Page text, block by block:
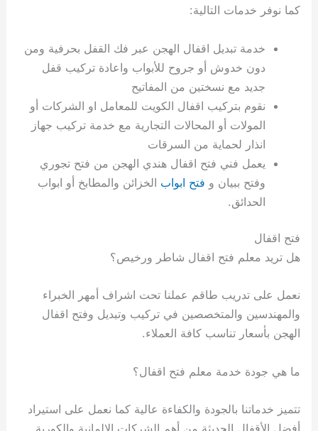
كما نوفر خدمات التالية:
خدمة تبديل اقفال الهجن عبر فك القفل بحرفية ومن
دون خدوش أو جروح للأبواب واعادة تركيب قفل
جديد مع نسختين من المفاتيح
نقوم بتركيب اقفال الكويت للمعامل او الشركات أو
المولات أو المحالات التجارية مع خدمة تركيب جهاز
انذار لحماية من السرقات
يعمل فني فتح اقفال هندي الهجن من فتح تجوري
وفتح ببيان و فتح ابواب الخزائن والمطابخ أو ابواب
الحدائق.
فتح اقفال
هل تريد معلم فتح اقفال شاطر ورخيص؟
نعمل على تدريب طاقم عملنا تحت اشراف أمهر الخبراء
والمهندسين والمتخصصين في تركيب وتبديل وفتح اقفال
الهجن بأسعار تناسب كافة العملاء.
ما هي جودة خدمة معلم فتح اقفال؟
تتميز خدماتنا بالجودة والكفاءة عالية كما نعمل على استيراد
أفضل الأقفال الحديثة من أهم الشركات الالمانية والكورية